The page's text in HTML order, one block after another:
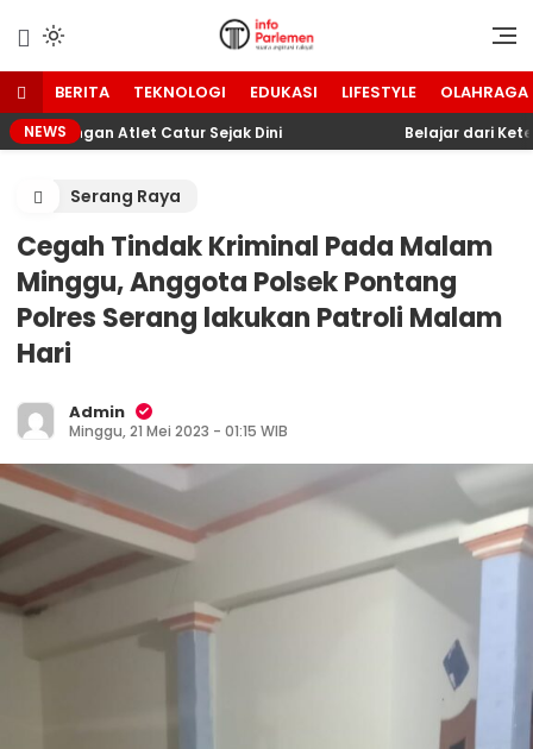
konten
Info Parlemen
Suara Aspirasi Rakyat
BERITA TEKNOLOGI EDUKASI LIFESTYLE OLAHRAGA
NEWS Atlet Catur Sejak Dini Belajar dari
Serang Raya
Cegah Tindak Kriminal Pada Malam
Minggu, Anggota Polsek Pontang
Polres Serang lakukan Patroli Malam
Hari
Admin
Minggu, 21 Mei 2023 - 01:15 WIB